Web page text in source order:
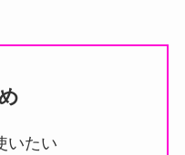
いたい